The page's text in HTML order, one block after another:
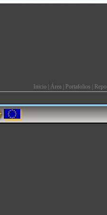
Inicio Área Portafolios